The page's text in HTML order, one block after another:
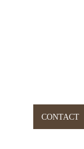
CONTACT